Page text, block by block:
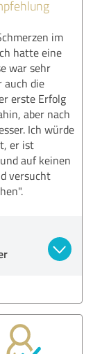
im
hatte eine
war sehr
auch die
erste Erfolg
aber nach
Ich würde
er ist
auf keinen
versucht